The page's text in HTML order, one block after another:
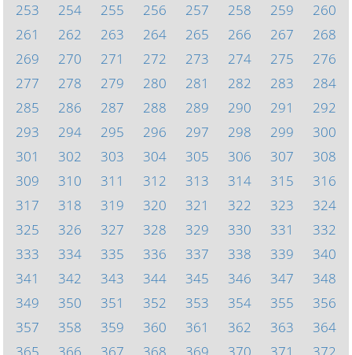
253
254 255 256 257 258 259
260
261
262 263 264 265 266 267
268
269
270 271 272 273 274 275
276
277
278 279 280 281 282 283
284
285
286 287 288 289 290 291
292
293
294 295 296 297 298 299
300
301
302 303 304 305 306 307
308
309
310 311 312 313 314 315
316
317
318 319 320 321 322 323
324
325
326 327 328 329 330 331
332
333
334 335 336 337 338 339
340
341
342 343 344 345 346 347
348
349
350 351 352 353 354 355
356
357
358 359 360 361 362 363
364